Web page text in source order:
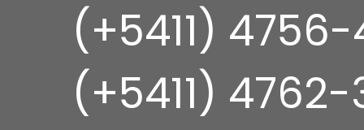
(+5411) 4756-
(+5411)